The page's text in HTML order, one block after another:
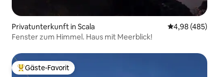
Privatunterkunft in Scala
4,98 (485)
Fenster zum Himmel. Haus mit Meerblick!
Beliebter Gäste-Favorit.
Gäste-Favorit